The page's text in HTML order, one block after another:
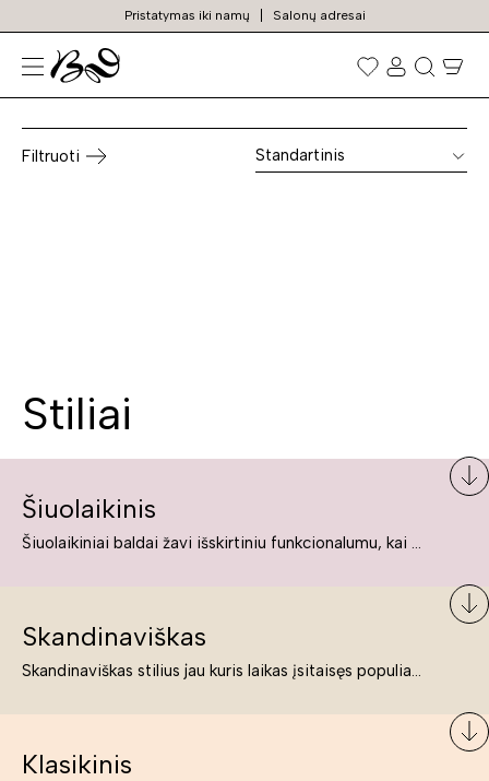
Pristatymas iki namų Salonų adresai
Prekių
paieška
Itališkos indaujos
Filtruoti Standartinis
Stiliai
Šiuolaikinis
Šiuolaikiniai baldai žavi išskirtiniu funkcionalumu, kai kurie jų pelnytai net pavadinami meno kūriniais, nes jie tikrai yra išskirtiniai, originalūs ir puikiai atliepiantys į šiuolaikinių žmonių poreikius bei gyvenimo būdo ypatumus.
Skandinaviškas
Skandinaviškas stilius jau kuris laikas įsitaisęs populiariausiųjų sąraše. Namai, butai labai dažnai įrengiami remiantis būtent šio stiliaus ypatumais. Dėl švelnių spalvų, praktiškumo ir estetikos jis masina tuos, kurie neabejingi šviesiem ar neutralių spalvų koloritui, paprastumui, funkcionalumui, natūralumui ir stilingai estetikai. Platų skandinaviškų baldų spektrą rasite „Deinavos baldų“ asortimente.
Klasikinis